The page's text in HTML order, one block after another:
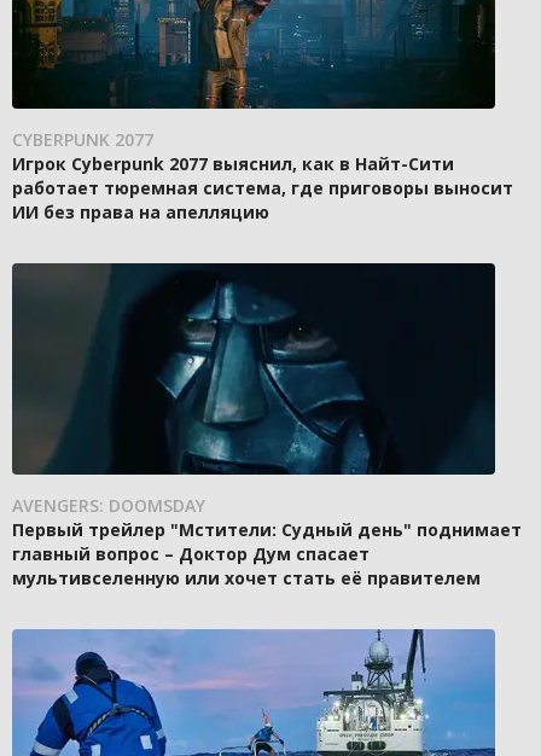
CYBERPUNK 2077
Игрок Cyberpunk 2077 выяснил, как в Найт-Сити
работает тюремная система, где приговоры выносит
ИИ без права на апелляцию
AVENGERS: DOOMSDAY
Первый трейлер "Мстители: Судный день" поднимает
главный вопрос – Доктор Дум спасает
мультивселенную или хочет стать её правителем